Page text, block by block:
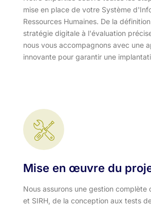
mise en place de votre Système
Ressources Humaines. De la
stratégie digitale à l'évaluation
nous vous accompagnons avec une
innovante pour garantir une
Mise en œuvre du
Nous assurons une gestion complète
et SIRH, de la conception aux tests